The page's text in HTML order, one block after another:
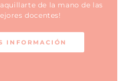
de la mano de las
docentes!
INFORMACIÓN